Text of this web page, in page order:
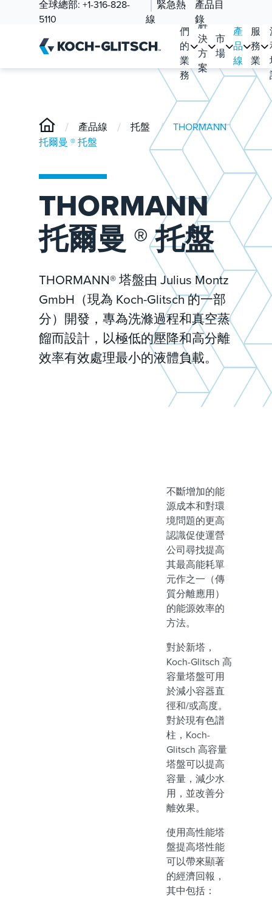
全球總部: +1-316-828-
5110
緊急熱
線
產品目
錄
們
的
業
務
解
決
方
案
市
場
產
品
線
服
務
業
/ 產品線 / 托盤 /
THORMANN
托爾曼 ® 托盤
THORMANN
托爾曼 ® 托盤
THORMANN® 塔盤由 Julius Montz
GmbH（現為 Koch-Glitsch 的一部
分）開發，專為洗滌過程和真空蒸
餾而設計，以極低的壓降和高分離
效率有效處理最小的液體負載。
不斷增加的能
源成本和對環
境問題的更高
認識促使運營
公司尋找提高
其最高能耗單
元作之一（傳
質分離應用）
的能源效率的
方法。
對於新塔，
Koch-Glitsch 高
容量塔盤可用
於減小容器直
徑和/或高度。
對於現有色譜
柱，Koch-
Glitsch 高容量
塔盤可以提高
容量，減少水
用，並改善分
離效果。
使用高性能塔
盤提高塔性能
可以帶來顯著
的經濟回報，
其中包括：